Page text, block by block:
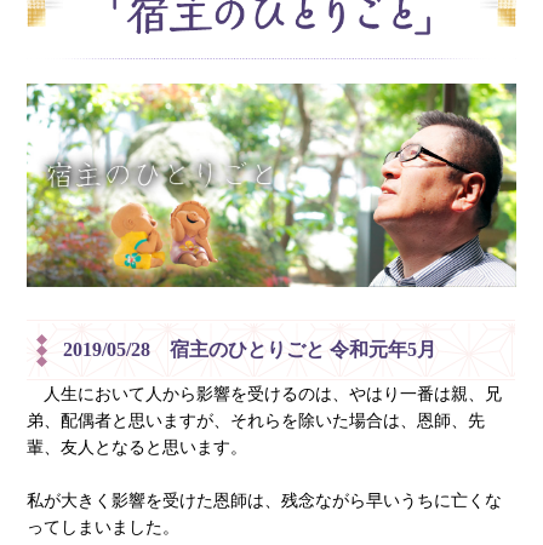
2019/05/28 宿主のひとりごと 令和元年5月
人生において人から影響を受けるのは、やはり一番は親、兄
弟、配偶者と思いますが、それらを除いた場合は、恩師、先
輩、友人となると思います。
私が大きく影響を受けた恩師は、残念ながら早いうちに亡くな
ってしまいました。